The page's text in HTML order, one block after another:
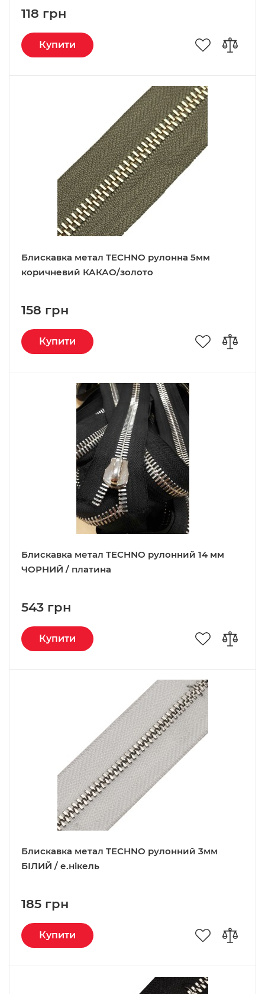
118 грн
Купити
Блискавка метал TECHNO рулонна 5мм
коричневий КАКАО/золото
158 грн
Купити
Блискавка метал TECHNO рулонний 14 мм
ЧОРНИЙ / платина
543 грн
Купити
Блискавка метал TECHNO рулонний 3мм
БІЛИЙ / е.нікель
185 грн
Купити